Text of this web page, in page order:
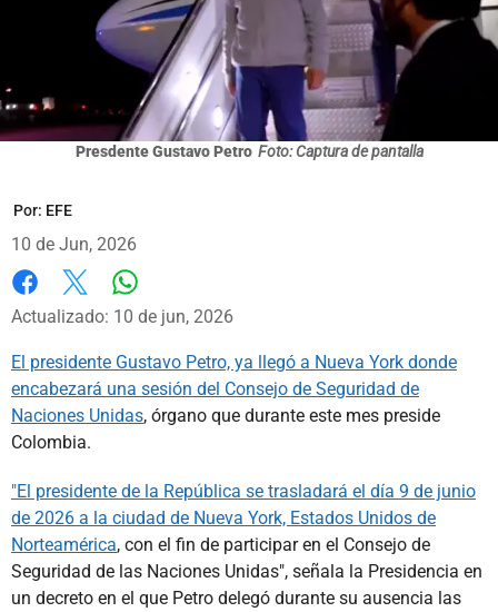
Presdente Gustavo Petro Foto: Captura de pantalla
Por: EFE
10 de Jun, 2026
Facebook
X
Actualizado: 10 de jun, 2026
El presidente Gustavo Petro, ya llegó a Nueva York donde
encabezará una sesión del Consejo de Seguridad de
Naciones Unidas, órgano que durante este mes preside
Colombia.
"El presidente de la República se trasladará el día 9 de junio
de 2026 a la ciudad de Nueva York, Estados Unidos de
Norteamérica, con el fin de participar en el Consejo de
Seguridad de las Naciones Unidas", señala la Presidencia en
un decreto en el que Petro delegó durante su ausencia las